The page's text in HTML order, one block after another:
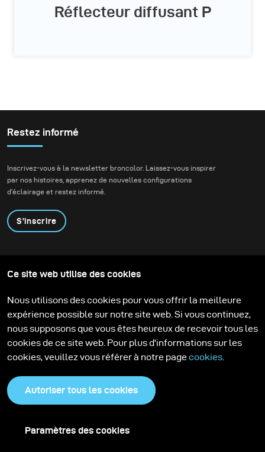
Réflecteur diffusant P
Restez informé
Inscrivez-vous à la newsletter broncolor. Laissez-vous inspirer
par nos histoires, apprenez de nouvelles configurations
d'éclairage et restez informé.
S'inscrire
Contactez-nous
Technologies
Support
Carrière
Media Center
Ce site web utilise des cookies
Nous utilisons des cookies pour vous offrir la meilleure
expérience possible sur notre site web. Si vous continuez,
nous supposons que vous êtes heureux de recevoir tous les
cookies de ce site web. Pour plus d'informations sur les
cookies, veuillez vous référer à notre page cookies
Autoriser tous les cookies
Paramètres des cookies